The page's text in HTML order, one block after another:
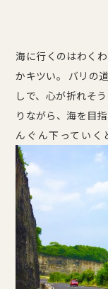
海に行くのはわく
かキツい。 バリの
しで、心が折れそ
りながら、海を目
んぐん下っていく